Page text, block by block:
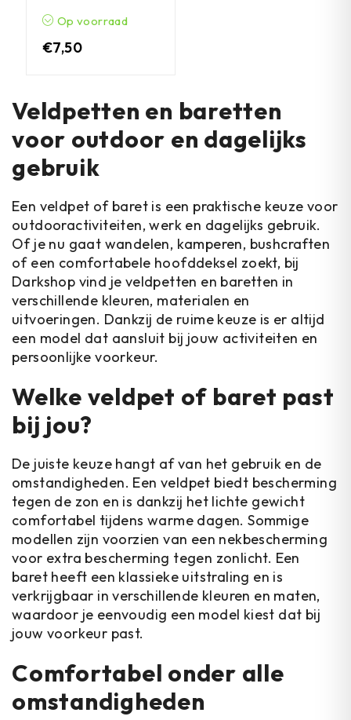
Op voorraad
€7,50
Veldpetten en baretten
voor outdoor en dagelijks
gebruik
Een veldpet of baret is een praktische keuze voor
outdooractiviteiten, werk en dagelijks gebruik.
Of je nu gaat wandelen, kamperen, bushcraften
of een comfortabele hoofddeksel zoekt, bij
Darkshop vind je veldpetten en baretten in
verschillende kleuren, materialen en
uitvoeringen. Dankzij de ruime keuze is er altijd
een model dat aansluit bij jouw activiteiten en
persoonlijke voorkeur.
Welke veldpet of baret past
bij jou?
De juiste keuze hangt af van het gebruik en de
omstandigheden. Een veldpet biedt bescherming
tegen de zon en is dankzij het lichte gewicht
comfortabel tijdens warme dagen. Sommige
modellen zijn voorzien van een nekbescherming
voor extra bescherming tegen zonlicht. Een
baret heeft een klassieke uitstraling en is
verkrijgbaar in verschillende kleuren en maten,
waardoor je eenvoudig een model kiest dat bij
jouw voorkeur past.
Comfortabel onder alle
omstandigheden